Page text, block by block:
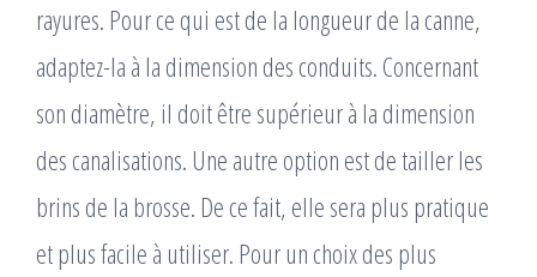
rayures. Pour ce qui est de la longueur de la canne,
adaptez-la à la dimension des conduits. Concernant
son diamètre, il doit être supérieur à la dimension
des canalisations. Une autre option est de tailler les
brins de la brosse. De ce fait, elle sera plus pratique
et plus facile à utiliser. Pour un choix des plus